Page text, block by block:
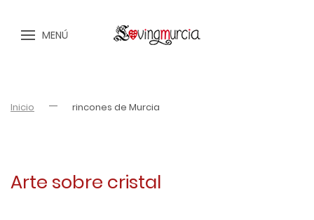
MENÚ
Inicio rincones de Murcia
Arte sobre cristal